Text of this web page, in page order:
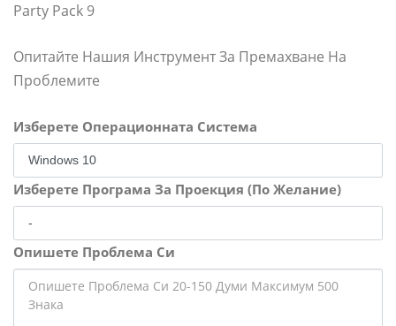
Party Pack 9
Опитайте Нашия Инструмент За Премахване На
Проблемите
Изберете Операционната Система
Изберете Програма За Проекция (По Желание)
Опишете Проблема Си